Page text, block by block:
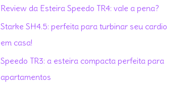
a
r
p
o
r
Review da Esteira Speedo TR4: vale a pena?
Starke SH4.5: perfeita para turbinar seu cardio
em casa!
Speedo TR3: a esteira compacta perfeita para
apartamentos